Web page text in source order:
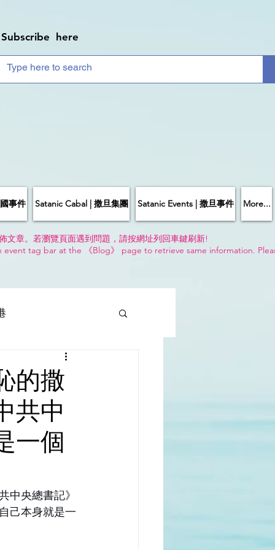
Subscribe here
事件 Satanic Cabal | 撒旦集團 Satanic Events | 撒旦事件 More...
文章。若瀏覽頁面遇到問題，請按網址列回車鍵刷新!
tag bar at the 《Blog》 page to retrieve same information.
| 世界
的撒
共中
一個
中央總書記》
己本身就是一